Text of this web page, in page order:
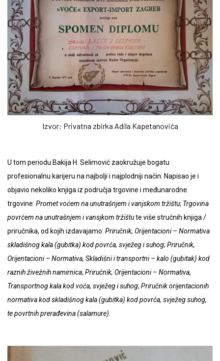
Izvor: Privatna zbirka Adila Kapetanovića
U tom periodu Bakija H. Selimović zaokružuje bogatu
profesionalnu karijeru na najbolji i najplodniji način. Napisao je i
objavio nekoliko knjiga iz područja trgovine i međunarodne
trgovine: Promet voćem na unutrašnjem i vanjskom tržištu; Trgovina
povrćem na unutrašnjem i vansjkom tržištute više stručnih knjiga /
priručnika, od kojih izdavajamo: Priručnik, Orijentacioni – Normativa
skladišnog kala (gubitka) kod povrća, svježeg i suhog; Priručnik,
Orijentacioni – Normativa, Skladišni i transportni – kalo (gubitak) kod
raznih živežnih namirnica; Priručnik, Orijentacioni – Normativa,
Transportnog kala kod voća, svježeg i suhog; Priručnik orijentacionih
normativa kod skladišnog kala (gubitka) kod povrća, svježeg suhog,
te povrtnih prerađevina (salamure)